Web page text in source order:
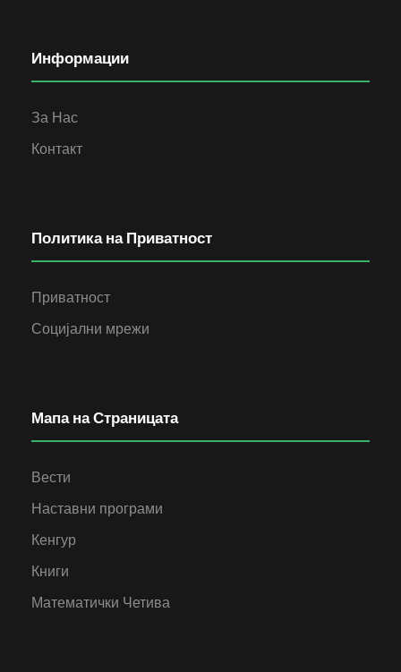
Информации
За Нас
Контакт
Политика на Приватност
Приватност
Социјални мрежи
Мапа на Страницата
Вести
Наставни програми
Кенгур
Книги
Математички Четива